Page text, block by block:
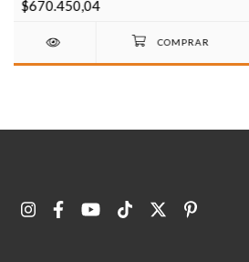
$670.450,04